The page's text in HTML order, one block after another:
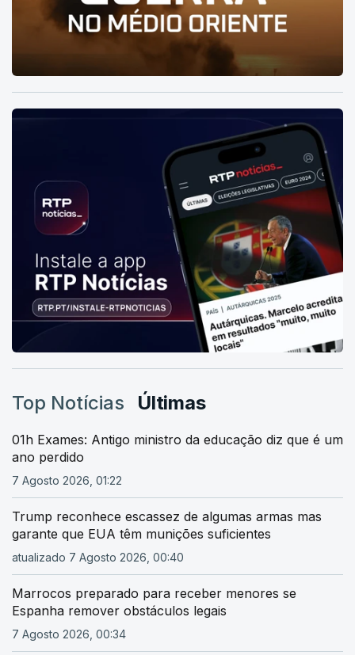
Top Notícias Últimas
01h Exames: Antigo ministro da educação diz que é um
ano perdido
7 Agosto 2026, 01:22
Trump reconhece escassez de algumas armas mas
garante que EUA têm munições suficientes
atualizado 7 Agosto 2026, 00:40
Marrocos preparado para receber menores se
Espanha remover obstáculos legais
7 Agosto 2026, 00:34